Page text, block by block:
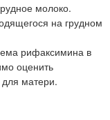
молоко.
на грудном
рифаксимина в
оценить
матери.